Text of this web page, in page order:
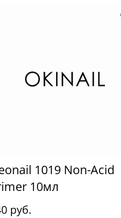
1019 Non-Acid
10мл
руб.